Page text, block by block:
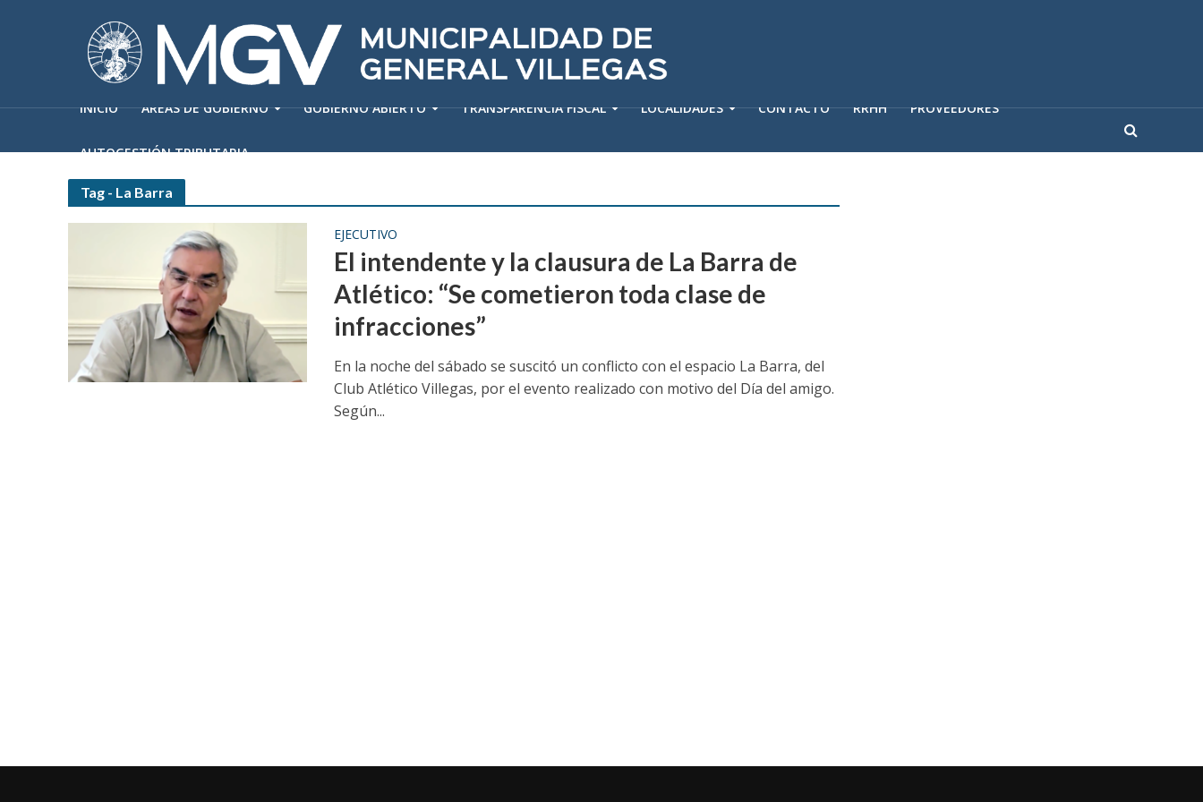
INICIO ÁREAS DE GOBIERNO GOBIERNO ABIERTO TRANSPARENCIA FISCAL LOCALIDADES CONTACTO RRHH PROVEEDORES
AUTOGESTIÓN TRIBUTARIA
Tag - La Barra
EJECUTIVO
El intendente y la clausura de La Barra de
Atlético: “Se cometieron toda clase de
infracciones”
En la noche del sábado se suscitó un conflicto con el espacio La Barra, del
Club Atlético Villegas, por el evento realizado con motivo del Día del amigo.
Según...